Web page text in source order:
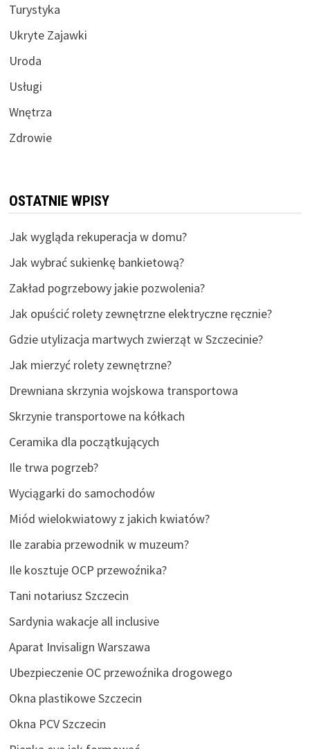
Turystyka
Ukryte Zajawki
Uroda
Usługi
Wnętrza
Zdrowie
OSTATNIE WPISY
Jak wygląda rekuperacja w domu?
Jak wybrać sukienkę bankietową?
Zakład pogrzebowy jakie pozwolenia?
Jak opuścić rolety zewnętrzne elektryczne ręcznie?
Gdzie utylizacja martwych zwierząt w Szczecinie?
Jak mierzyć rolety zewnętrzne?
Drewniana skrzynia wojskowa transportowa
Skrzynie transportowe na kółkach
Ceramika dla początkujących
Ile trwa pogrzeb?
Wyciągarki do samochodów
Miód wielokwiatowy z jakich kwiatów?
Ile zarabia przewodnik w muzeum?
Ile kosztuje OCP przewoźnika?
Tani notariusz Szczecin
Sardynia wakacje all inclusive
Aparat Invisalign Warszawa
Ubezpieczenie OC przewoźnika drogowego
Okna plastikowe Szczecin
Okna PCV Szczecin